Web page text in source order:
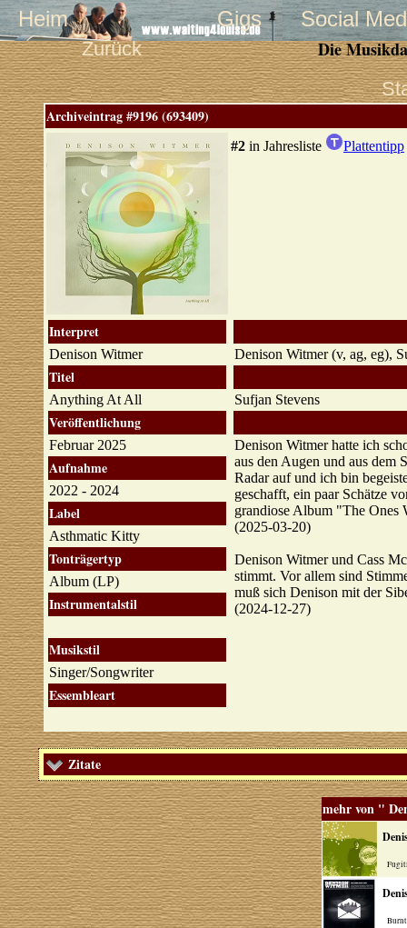
Heim Gigs Social
Zurück Die
Archiveintrag #9196 (693409)
#2 in Jahresliste Plattentipp
Interpret
Denison Witmer
Titel
Anything At All
Veröffentlichung
Februar 2025
Aufnahme
2022 - 2024
Label
Asthmatic Kitty
Tonträgertyp
Album (LP)
Instrumentalstil
Musikstil
Singer/Songwriter
Essembleart
Denison Witmer (v, ag, eg),
Sufjan Stevens
Denison Witmer hatte ich
aus den Augen und aus dem
Radar auf und ich bin
geschafft, ein paar Schätze
grandiose Album "The Ones
(2025-03-20)
Denison Witmer und Cass
stimmt. Vor allem sind
muß sich Denison mit der
(2024-12-27)
Zitate
mehr von "
Burnt